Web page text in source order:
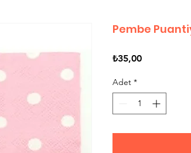
Pembe
₺35,00Fiyat
Adet *